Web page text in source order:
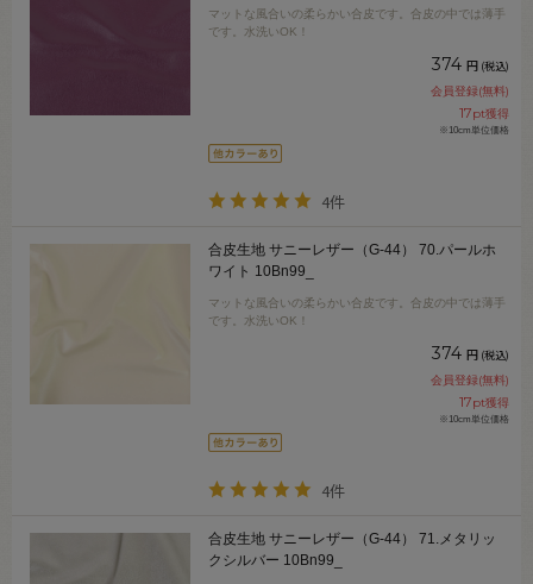
マットな風合いの柔らかい合皮です。合皮の中では薄手
です。水洗いOK！
374 円 (税込)
会員登録(無料)
17pt獲得
※10cm単位価格
4件
合皮生地 サニーレザー（G-44） 70.パールホ
ワイト 10Bn99_
マットな風合いの柔らかい合皮です。合皮の中では薄手
です。水洗いOK！
374 円 (税込)
会員登録(無料)
17pt獲得
※10cm単位価格
4件
合皮生地 サニーレザー（G-44） 71.メタリッ
クシルバー 10Bn99_